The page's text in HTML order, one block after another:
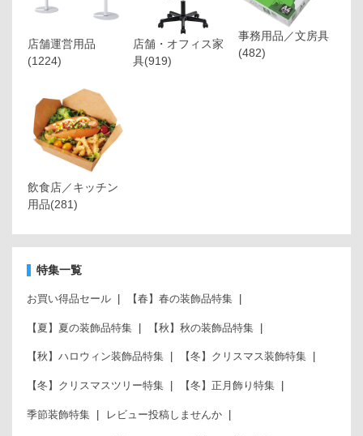
店舗運営用品
(1224)
店舗・オフィス家
具(919)
事務用品／文房具
(482)
飲食店／キッチン
用品(281)
特集一覧
お買い得品セール 【春】春の装飾品特集
【夏】夏の装飾品特集 【秋】秋の装飾品特集
【秋】ハロウィン装飾品特集 【冬】クリスマス装飾特集
【冬】クリスマスツリー特集 【冬】正月飾り特集
季節装飾特集 レビュー投稿しませんか